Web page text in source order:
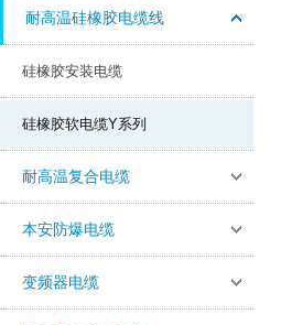
耐高温硅橡胶电缆线
硅橡胶安装电缆
硅橡胶软电缆Y系列
耐高温复合电缆
本安防爆电缆
变频器电缆